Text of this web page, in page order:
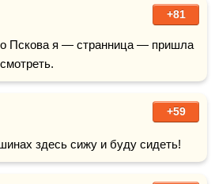
+81
+59
здесь сижу и буду сидеть!